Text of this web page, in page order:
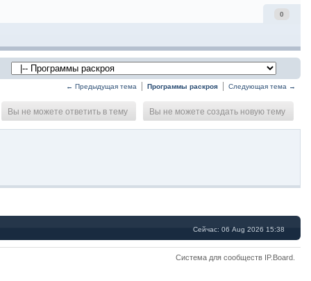
0
← Предыдущая тема Программы раскроя Следующая тема →
Вы не можете создать новую тему
Вы не можете ответить в тему
Сейчас: 06 Aug 2026 15:38
Система для сообществ IP.Board